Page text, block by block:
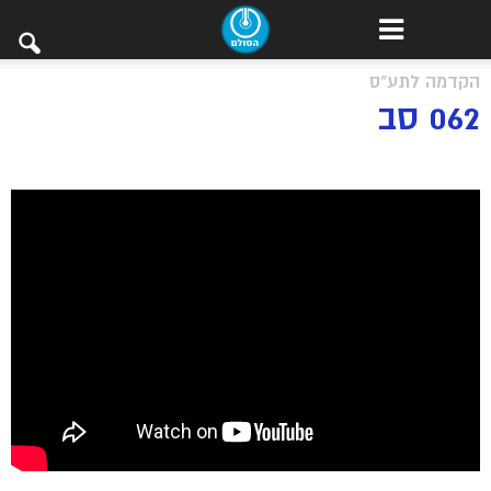
הקדמה לתע"ס
062 סב